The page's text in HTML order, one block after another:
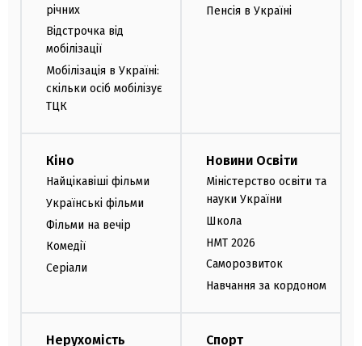
річних
Відстрочка від
мобілізації
Мобілізація в Україні:
скільки осіб мобілізує
ТЦК
Пенсія в Україні
Кіно
Найцікавіші фільми
Українські фільми
Фільми на вечір
Комедії
Серіали
Новини Освіти
Міністерство освіти та
науки України
Школа
НМТ 2026
Саморозвиток
Навчання за кордоном
Нерухомість Спорт